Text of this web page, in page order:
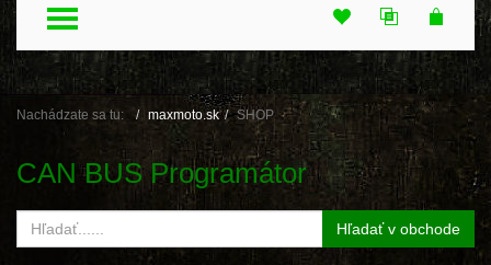
TOGGLE MENU
Nachádzate sa tu: maxmoto.sk SHOP
CAN BUS Programátor
Hľadať v obchode